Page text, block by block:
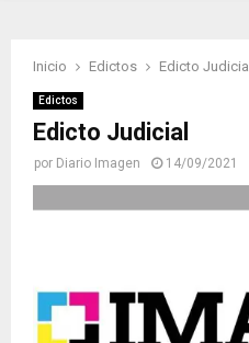
Inicio Edictos Edicto Judicial
Edictos
Edicto Judicial
por Diario Imagen 14/09/2021